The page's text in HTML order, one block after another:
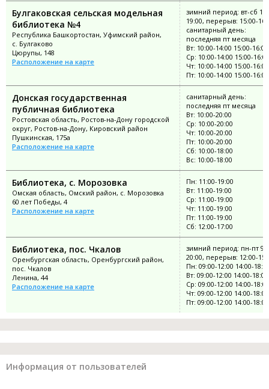
Булгаковская сельская модельная
библиотека №4
Республика Башкортостан, Уфимский район,
с. Булгаково
Цюрупы, 148
Расположение на карте
зимний период: вт-сб
19:00, перерыв: 15:00-
санитарный день:
последняя пт месяца
Вт: 10:00-14:00 15:00-16:00
Ср: 10:00-14:00 15:00-16:00
Чт: 10:00-14:00 15:00-16:00
Пт: 10:00-14:00 15:00-16:00
Донская государственная
публичная библиотека
Ростовская область, Ростов-на-Дону городской
округ, Ростов-на-Дону, Кировский район
Пушкинская, 175а
Расположение на карте
санитарный день:
последняя пт месяца
Вт: 10:00-20:00
Ср: 10:00-20:00
Чт: 10:00-20:00
Пт: 10:00-20:00
Сб: 10:00-18:00
Вс: 10:00-18:00
Библиотека, с. Морозовка
Омская область, Омский район, с. Морозовка
60 лет Победы, 4
Расположение на карте
Пн: 11:00-19:00
Вт: 11:00-19:00
Ср: 11:00-19:00
Чт: 11:00-19:00
Пт: 11:00-19:00
Сб: 12:00-17:00
Библиотека, пос. Чкалов
Оренбургская область, Оренбургский район,
пос. Чкалов
Ленина, 44
Расположение на карте
зимний период: пн-пт
20:00, перерыв: 12:00-
Пн: 09:00-12:00 14:00-
Вт: 09:00-12:00 14:00-18:00
Ср: 09:00-12:00 14:00-18:00
Чт: 09:00-12:00 14:00-18:00
Пт: 09:00-12:00 14:00-18:00
Информация от пользователей